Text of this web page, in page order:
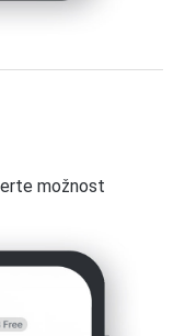
možnost